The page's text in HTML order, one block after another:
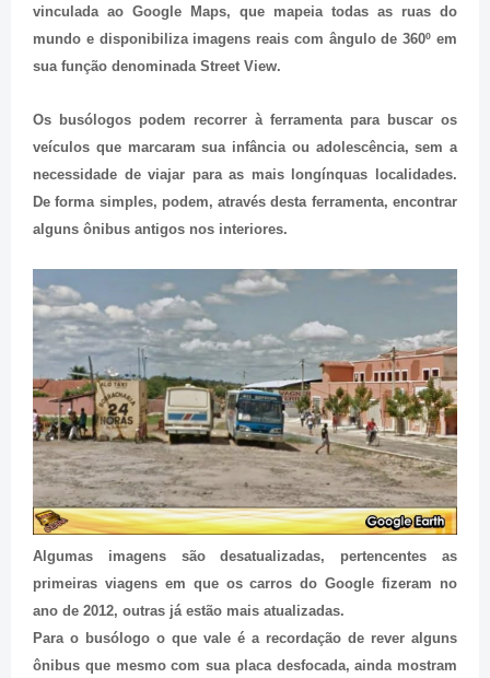
vinculada ao Google Maps, que mapeia todas as ruas do
mundo e disponibiliza imagens reais com ângulo de 360º em
sua função denominada Street View.
Os busólogos podem recorrer à ferramenta para buscar os
veículos que marcaram sua infância ou adolescência, sem a
necessidade de viajar para as mais longínquas localidades.
De forma simples, podem, através desta ferramenta, encontrar
alguns ônibus antigos nos interiores.
Algumas imagens são desatualizadas, pertencentes as
primeiras viagens em que os carros do Google fizeram no
ano de 2012, outras já estão mais atualizadas.
Para o busólogo o que vale é a recordação de rever alguns
ônibus que mesmo com sua placa desfocada, ainda mostram